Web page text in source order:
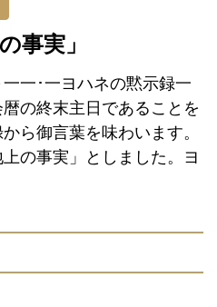
事実」
一･一ヨハネの黙示録一
の終末主日であることを
ら御言葉を味わいます。
の事実」としました。ヨ